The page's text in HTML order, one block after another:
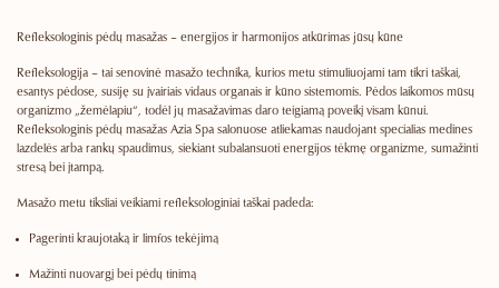
Refleksologinis pėdų masažas – energijos ir harmonijos atkūrimas jūsų kūne
Refleksologija – tai senovinė masažo technika, kurios metu stimuliuojami tam tikri taškai,
esantys pėdose, susiję su įvairiais vidaus organais ir kūno sistemomis. Pėdos laikomos mūsų
organizmo „žemėlapiu“, todėl jų masažavimas daro teigiamą poveikį visam kūnui.
Refleksologinis pėdų masažas Azia Spa salonuose atliekamas naudojant specialias medines
lazdelės arba rankų spaudimus, siekiant subalansuoti energijos tėkmę organizme, sumažinti
stresą bei įtampą.
Masažo metu tiksliai veikiami refleksologiniai taškai padeda:
Pagerinti kraujotaką ir limfos tekėjimą
Mažinti nuovargį bei pėdų tinimą